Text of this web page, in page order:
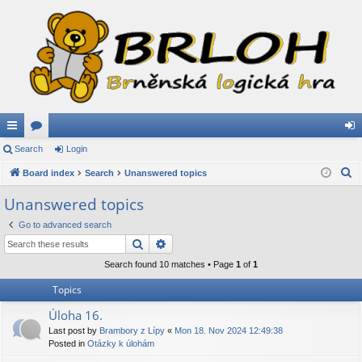
ui
ck
lin
ks
or
u
s
in
Search Login
Board index Search Unanswered topics
Unanswered topics
Go to advanced search
Search
Search found 10 matches • Page 1 of 1
Topics
Úloha 16.
Last post by Brambory z Lípy « Mon 18. Nov 2024 12:49:38
Posted in Otázky k úlohám